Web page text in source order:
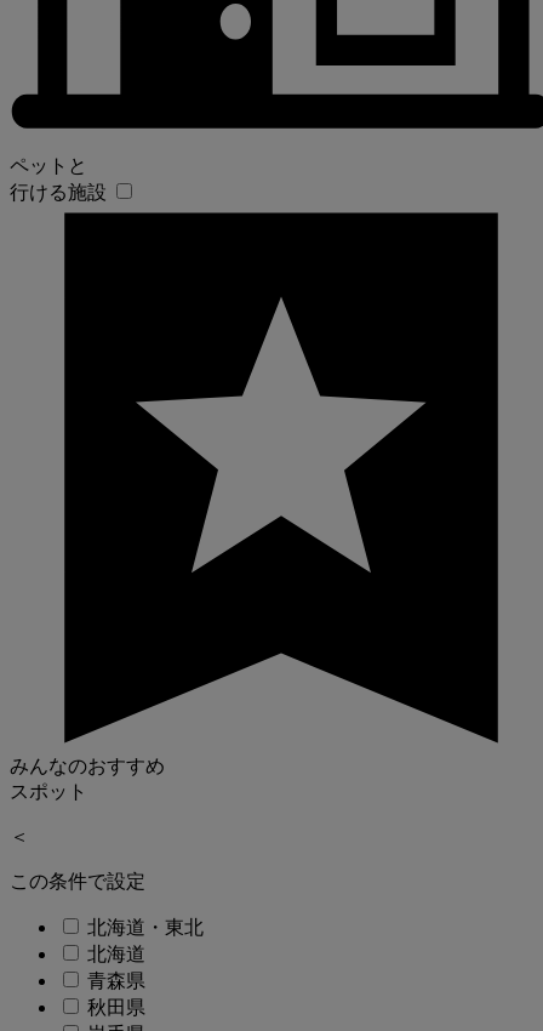
ペットと
行ける施設
みんなのおすすめ
スポット
＜
この条件で設定
北海道・東北
北海道
青森県
秋田県